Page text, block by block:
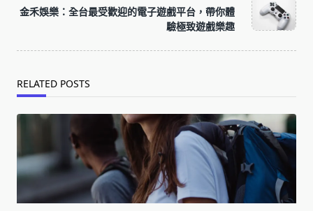
reader-
金禾娛樂：全台最受歡迎的電子遊戲平台，帶你體
驗極致遊戲樂趣
RELATED POSTS